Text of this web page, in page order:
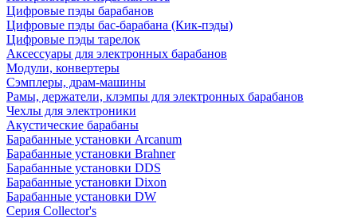
Цифровые пэды барабанов
Цифровые пэды бас-барабана (Кик-пэды)
Цифровые пэды тарелок
Аксессуары для электронных барабанов
Модули, конвертеры
Сэмплеры, драм-машины
Рамы, держатели, клэмпы для электронных барабанов
Чехлы для электроники
Акустические барабаны
Барабанные установки Arcanum
Барабанные установки Brahner
Барабанные установки DDS
Барабанные установки Dixon
Барабанные установки DW
Серия Collector's